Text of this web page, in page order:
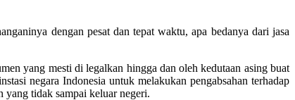
dengan pesat dan tepat waktu, apa bedanya dari jasa
yang mesti di legalkan hingga dan oleh kedutaan asing buat
negara Indonesia untuk melakukan pengabsahan terhadap
tidak sampai keluar negeri.